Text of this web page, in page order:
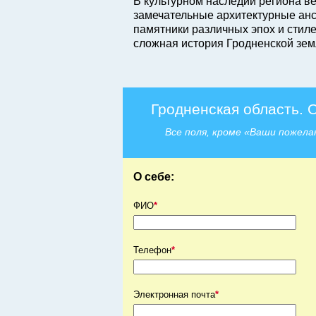
замечательные архитектурные
памятники различных эпох и
сложная история Гродненской
Гродненская область.
Все поля, кроме «Ваши
О себе:
ФИО*
Телефон*
Электронная почта*